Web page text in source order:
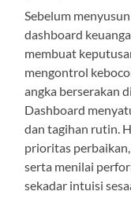
Sebelum
dashboard
membuat
mengontrol
angka berserakan
Dashboard
dan tagihan rutin.
prioritas
serta menilai
sekadar intuisi